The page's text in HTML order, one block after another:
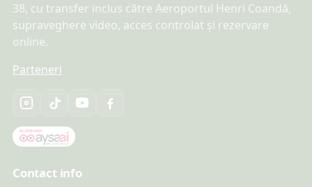
38, cu transfer inclus către Aeroportul Henri Coandă,
supraveghere video, acces controlat și rezervare
online.
Parteneri
Contact info